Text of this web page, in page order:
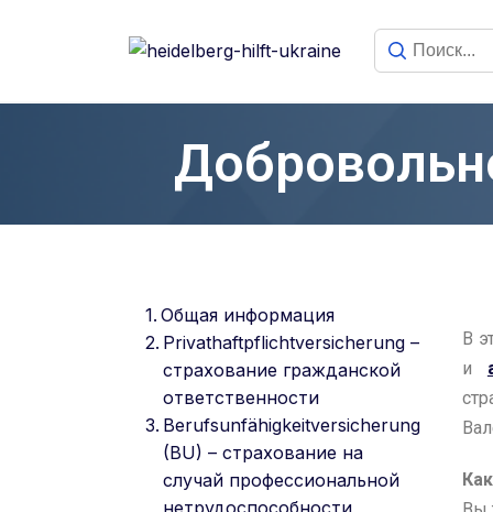
Общая информация
Privathaftpflichtversicherung –
страхование гражданской
ответственности
Berufsunfähigkeitversicherung
(BU) – страхование на
случай профессиональной
нетрудоспособности
В
и